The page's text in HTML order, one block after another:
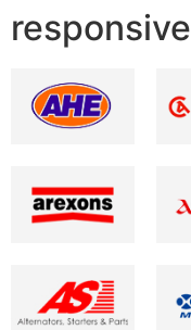
responsive